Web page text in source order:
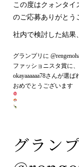
この度はクォンタ
のご応募ありがとう
社内で検討した結果、
グランプリに
ファッショニスタ賞に、
okayaaaaaa78さんが選ば
おめでとうございます
グラン